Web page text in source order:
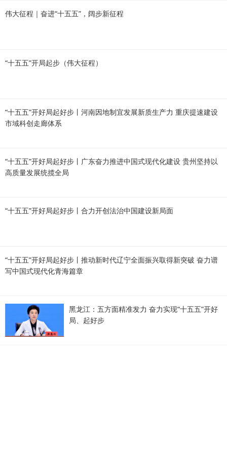
伟大征程｜奋进“十五五”，阔步新征程
“十五五”开局起步（伟大征程）
“十五五”开好局起好步丨河南因地制宜发展新质生产力 重庆提速建设
市域科创走廊体系
“十五五”开好局起好步丨广东奋力推进中国式现代化建设 贵州坚持以
高质量发展统揽全局
“十五五”开好局起好步丨合力开创法治中国建设新局面
“十五五”开好局起好步丨推动新时代辽宁全面振兴取得新突破 奋力谱
写中国式现代化青海篇章
黑龙江：五方面精准发力 奋力实现“十五五”开好
局、起好步